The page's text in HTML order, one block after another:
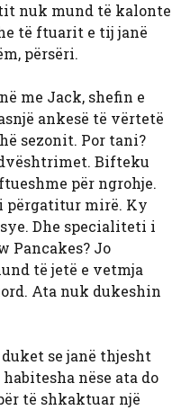
nuk mund të kalonte
të ftuarit e tij janë
përsëri.
me Jack, shefin e
ankesë të vërtetë
sezonit. Por tani?
Bifteku
për ngrohje.
përgatitur mirë. Ky
Dhe specialiteti i
Pancakes? Jo
të jetë e vetmja
Ata nuk dukeshin
se janë thjesht
nëse ata do
të shkaktuar një